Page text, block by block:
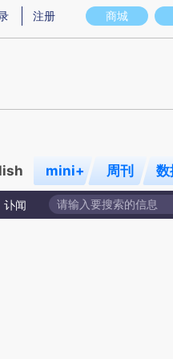
意图存在偏差。不代表财新观点和
商城
注册
mini+ 周刊 数
讣闻